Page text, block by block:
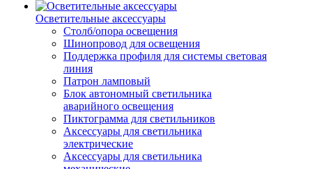
Осветительные аксессуары
Столб/опора освещения
Шинопровод для освещения
Поддержка профиля для системы световая
линия
Патрон ламповый
Блок автономный светильника
аварийного освещения
Пиктограмма для светильников
Аксессуары для светильника
электрические
Аксессуары для светильника